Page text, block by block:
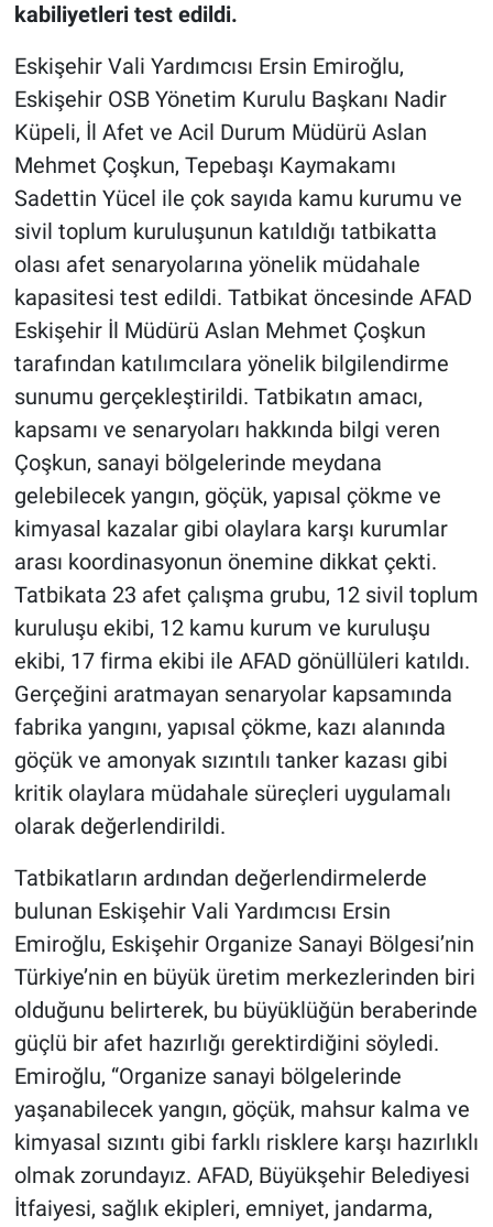
kabiliyetleri test edildi.
Eskişehir Vali Yardımcısı Ersin Emiroğlu,
Eskişehir OSB Yönetim Kurulu Başkanı Nadir
Küpeli, İl Afet ve Acil Durum Müdürü Aslan
Mehmet Çoşkun, Tepebaşı Kaymakamı
Sadettin Yücel ile çok sayıda kamu kurumu ve
sivil toplum kuruluşunun katıldığı tatbikatta
olası afet senaryolarına yönelik müdahale
kapasitesi test edildi. Tatbikat öncesinde AFAD
Eskişehir İl Müdürü Aslan Mehmet Çoşkun
tarafından katılımcılara yönelik bilgilendirme
sunumu gerçekleştirildi. Tatbikatın amacı,
kapsamı ve senaryoları hakkında bilgi veren
Çoşkun, sanayi bölgelerinde meydana
gelebilecek yangın, göçük, yapısal çökme ve
kimyasal kazalar gibi olaylara karşı kurumlar
arası koordinasyonun önemine dikkat çekti.
Tatbikata 23 afet çalışma grubu, 12 sivil toplum
kuruluşu ekibi, 12 kamu kurum ve kuruluşu
ekibi, 17 firma ekibi ile AFAD gönüllüleri katıldı.
Gerçeğini aratmayan senaryolar kapsamında
fabrika yangını, yapısal çökme, kazı alanında
göçük ve amonyak sızıntılı tanker kazası gibi
kritik olaylara müdahale süreçleri uygulamalı
olarak değerlendirildi.
Tatbikatların ardından değerlendirmelerde
bulunan Eskişehir Vali Yardımcısı Ersin
Emiroğlu, Eskişehir Organize Sanayi Bölgesi’nin
Türkiye’nin en büyük üretim merkezlerinden biri
olduğunu belirterek, bu büyüklüğün beraberinde
güçlü bir afet hazırlığı gerektirdiğini söyledi.
Emiroğlu, “Organize sanayi bölgelerinde
yaşanabilecek yangın, göçük, mahsur kalma ve
kimyasal sızıntı gibi farklı risklere karşı hazırlıklı
olmak zorundayız. AFAD, Büyükşehir Belediyesi
İtfaiyesi, sağlık ekipleri, emniyet, jandarma,